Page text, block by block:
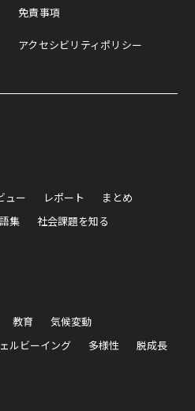
免責事項
アクセシビリティポリシー
ュー レポート
まとめ
集 社会課題を知る
教育
気候変動
ルビーイング 多様性 脱成長